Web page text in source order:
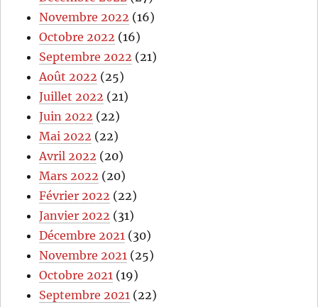
Novembre 2022 (16)
Octobre 2022 (16)
Septembre 2022 (21)
Août 2022 (25)
Juillet 2022 (21)
Juin 2022 (22)
Mai 2022 (22)
Avril 2022 (20)
Mars 2022 (20)
Février 2022 (22)
Janvier 2022 (31)
Décembre 2021 (30)
Novembre 2021 (25)
Octobre 2021 (19)
Septembre 2021 (22)